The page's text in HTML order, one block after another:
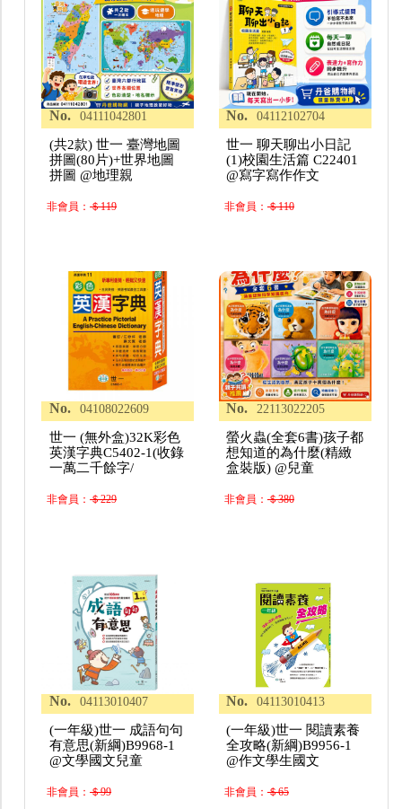
No. 04111042801
(共2款) 世一 臺灣地圖
拼圖(80片)+世界地圖
拼圖 @地理親
非會員：＄119
No. 04112102704
世一 聊天聊出小日記
(1)校園生活篇 C22401
@寫字寫作作文
非會員：＄110
No. 04108022609
世一 (無外盒)32K彩色
英漢字典C5402-1(收錄
一萬二千餘字/
非會員：＄229
No. 22113022205
螢火蟲(全套6書)孩子都
想知道的為什麼(精緻
盒裝版) @兒童
非會員：＄380
No. 04113010407
(一年級)世一 成語句句
有意思(新綱)B9968-1
@文學國文兒童
非會員：＄99
No. 04113010413
(一年級)世一 閱讀素養
全攻略(新綱)B9956-1
@作文學生國文
非會員：＄65